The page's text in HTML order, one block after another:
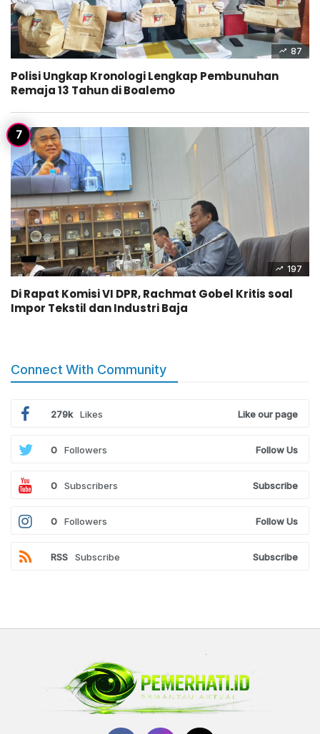
87
Polisi Ungkap Kronologi Lengkap Pembunuhan
Remaja 13 Tahun di Boalemo
197
Di Rapat Komisi VI DPR, Rachmat Gobel Kritis soal
Impor Tekstil dan Industri Baja
Connect With Community
279k Likes Like our page
0 Followers Follow Us
0 Subscribers Subscribe
0 Followers Follow Us
RSS Subscribe Subscribe